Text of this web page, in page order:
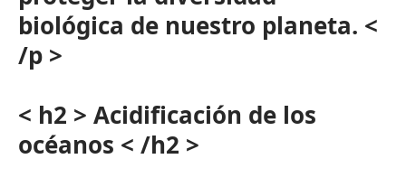
biológica de nuestro planeta. <
/p >
< h2 > Acidificación de los
océanos < /h2 >